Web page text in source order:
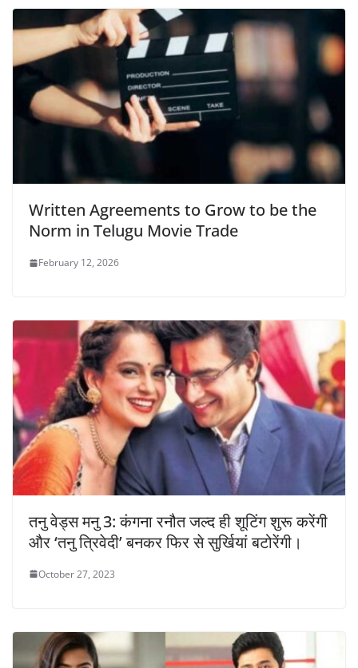
Written Agreements to Grow to be the
Norm in Telugu Movie Trade
February 12, 2026
तनु वेड्स मनु 3: कंगना रनौत जल्द ही शूटिंग शुरू करेंगी
और ‘तनु त्रिवेदी’ बनकर फिर से सुर्खियां बटोरेंगी।
October 27, 2023